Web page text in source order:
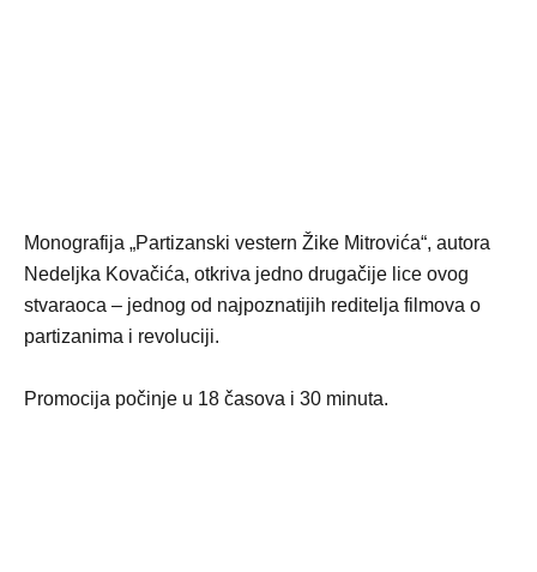
Monografija „Partizanski vestern Žike Mitrovića“, autora
Nedeljka Kovačića, otkriva jedno drugačije lice ovog
stvaraoca – jednog od najpoznatijih reditelja filmova o
partizanima i revoluciji.
Promocija počinje u 18 časova i 30 minuta.